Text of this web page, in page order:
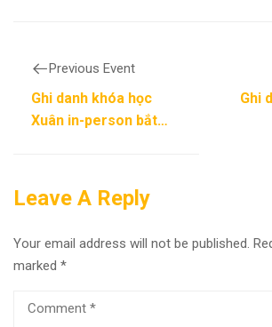
Previous Event
Ghi danh khóa học
Xuân in-person bắt
Semester 2022 in-
person
Ghi
Leave A Reply
Your email address will not be published.
marked *